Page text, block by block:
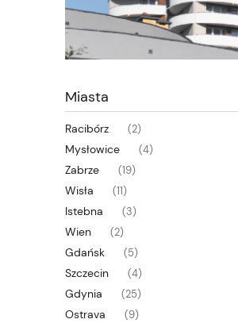
Miasta
Racibórz (2)
Mysłowice (4)
Zabrze (19)
Wisła (11)
Istebna (3)
Wien (2)
Gdańsk (5)
Szczecin (4)
Gdynia (25)
Ostrava (9)